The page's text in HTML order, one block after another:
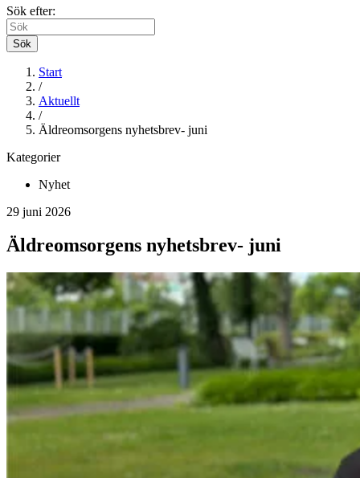
Sök efter:
Sök
Start
/
Aktuellt
/
Äldreomsorgens nyhetsbrev- juni
Kategorier
Nyhet
29 juni 2026
Äldreomsorgens nyhetsbrev- juni